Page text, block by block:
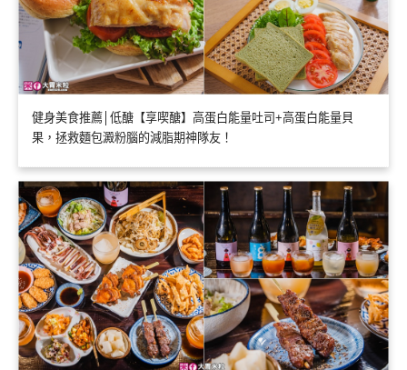
健身美食推薦│低醣【享喫醣】高蛋白能量吐司+高蛋白能量貝
果，拯救麵包澱粉腦的減脂期神隊友！